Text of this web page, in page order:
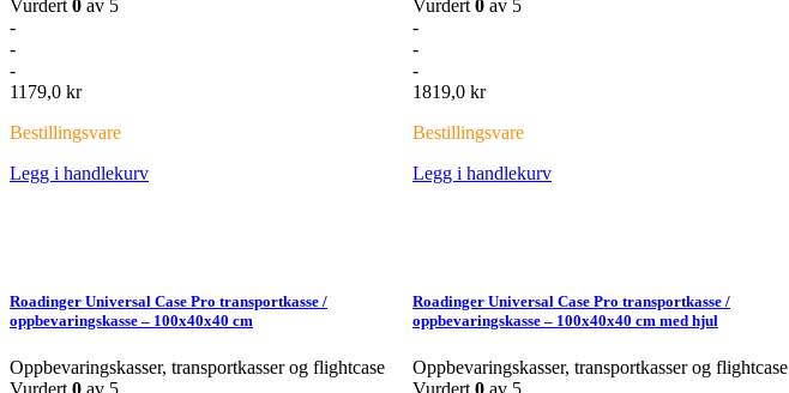
Vurdert 0 av 5
-
-
-
1179,0 kr
Bestillingsvare
Legg i handlekurv
Vurdert 0 av 5
-
-
-
1819,0 kr
Bestillingsvare
Legg i handlekurv
Roadinger Universal Case Pro transportkasse /
oppbevaringskasse – 100x40x40 cm
Oppbevaringskasser, transportkasser og flightcase
Vurdert 0 av 5
Roadinger Universal Case Pro transportkasse /
oppbevaringskasse – 100x40x40 cm med hjul
Oppbevaringskasser, transportkasser og flightcase
Vurdert 0 av 5